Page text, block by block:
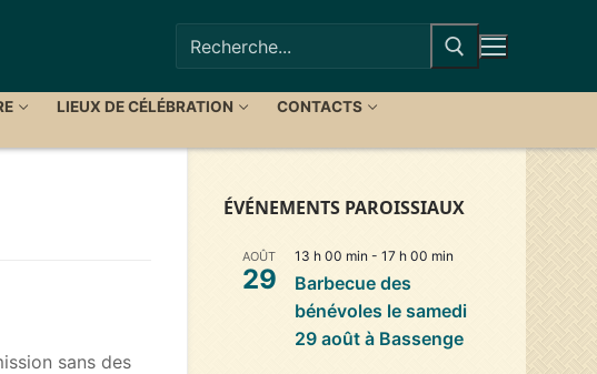
Rechercher
:
LIEUX DE CÉLÉBRATION
CONTACTS
sans des
ÉVÉNEMENTS PAROISSIAUX
AOÛT
29
13 h 00 min - 17 h 00 min
Barbecue des
bénévoles le samedi
29 août à Bassenge